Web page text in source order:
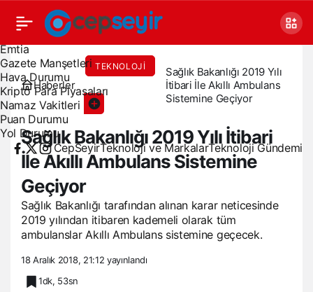
Covid 19
Döviz Kurları
Emtia
Gazete Manşetleri
Hava Durumu
Kripto Para Piyasaları
Namaz Vakitleri
Puan Durumu
Yol Durumu
CepSeyirTeknoloji ve MarkalarTeknoloji Gündemi
Haberler
TEKNOLOJI
GÜNDEMI
Sağlık Bakanlığı 2019 Yılı
İtibari İle Akıllı Ambulans
Sistemine Geçiyor
Sağlık Bakanlığı 2019 Yılı İtibari
İle Akıllı Ambulans Sistemine
Geçiyor
Sağlık Bakanlığı tarafından alınan karar neticesinde
2019 yılından itibaren kademeli olarak tüm
ambulanslar Akıllı Ambulans sistemine geçecek.
18 Aralık 2018, 21:12 yayınlandı
1dk, 53sn